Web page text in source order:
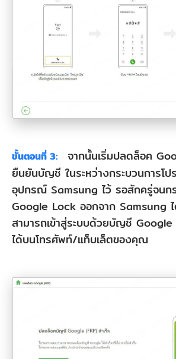
ขั้นตอนที่ 3:
จากนั้นเริ่มปลดล็อค
ยืนยันบัญชี ในระหว่างกระบวนการโป
อุปกรณ์ Samsung ไว้ รอสักครู่จนก
Google Lock ออกจาก Samsung
สามารถเข้าสู่ระบบด้วยบัญชี Google
ได้บนโทรศัพท์/แท็บเล็ตของคุณ